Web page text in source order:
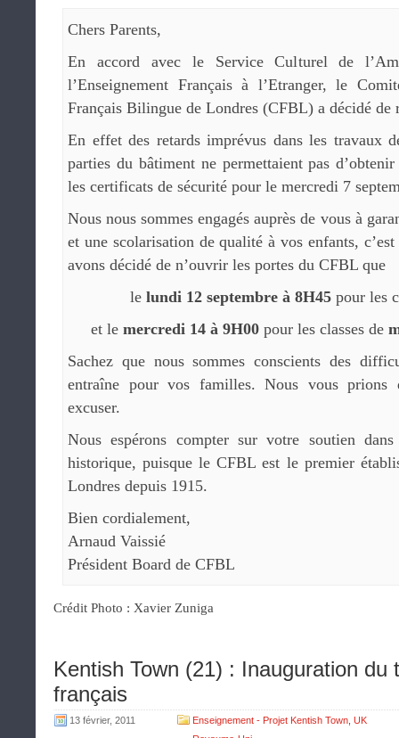
Chers Parents,
En accord avec le Service Culturel de
l’Enseignement Français à l’Etranger, le
Français Bilingue de Londres (CFBL) a décidé de
En effet des retards imprévus dans les travaux
parties du bâtiment ne permettaient pas
les certificats de sécurité pour le mercredi 7
Nous nous sommes engagés auprès de vous à
et une scolarisation de qualité à vos enfants,
avons décidé de n’ouvrir les portes du CFBL que
le lundi 12 septembre à 8H45 pour les
et le mercredi 14 à 9H00pour les classes de
Sachez que nous sommes conscients des
entraîne pour vos familles. Nous vous
excuser.
Nous espérons compter sur votre soutien
historique, puisque le CFBL est le premier
Londres depuis 1915.
Bien cordialement,
Arnaud Vaissié
Président Board de CFBL
Crédit Photo : Xavier Zuniga
Kentish Town (21) : Inauguration du
français
13 février, 2011 Enseignement - Projet Kentish Town UK